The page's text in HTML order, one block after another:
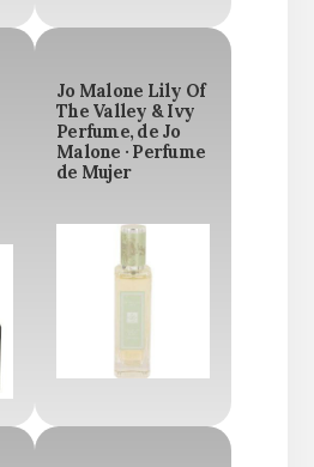
Jo Malone Lily Of
The Valley & Ivy
Perfume, de Jo
Malone · Perfume
de Mujer